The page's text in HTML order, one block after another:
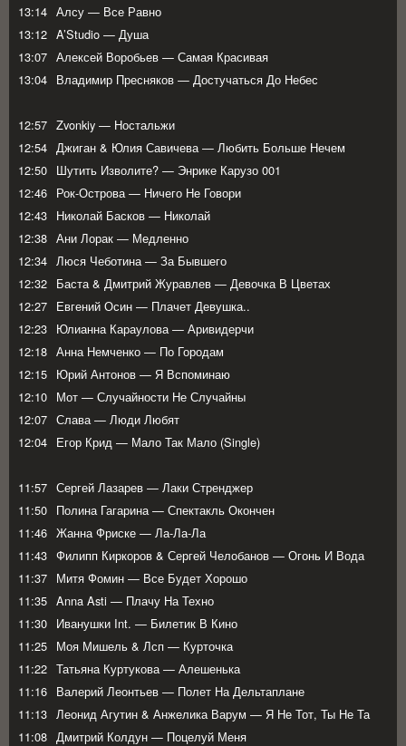
13:14 Алсу — Все Равно
13:12 A’Studio — Душа
13:07 Алексей Воробьев — Самая Красивая
13:04 Владимир Пресняков — Достучаться До Небес
12:57 Zvonkiy — Ностальжи
12:54 Джиган & Юлия Савичева — Любить Больше Нечем
12:50 Шутить Изволите? — Энрике Карузо 001
12:46 Рок-Острова — Ничего Не Говори
12:43 Николай Басков — Николай
12:38 Ани Лорак — Медленно
12:34 Люся Чеботина — За Бывшего
12:32 Баста & Дмитрий Журавлев — Девочка В Цветах
12:27 Евгений Осин — Плачет Девушка..
12:23 Юлианна Караулова — Аривидерчи
12:18 Анна Немченко — По Городам
12:15 Юрий Антонов — Я Вспоминаю
12:10 Мот — Случайности Не Случайны
12:07 Слава — Люди Любят
12:04 Егор Крид — Мало Так Мало (Single)
11:57 Сергей Лазарев — Лаки Стренджер
11:50 Полина Гагарина — Спектакль Окончен
11:46 Жанна Фриске — Ла-Ла-Ла
11:43 Филипп Киркоров & Сергей Челобанов — Огонь И Вода
11:37 Митя Фомин — Все Будет Хорошо
11:35 Anna Asti — Плачу На Техно
11:30 Иванушки Int. — Билетик В Кино
11:25 Моя Мишель & Лсп — Курточка
11:22 Татьяна Куртукова — Алешенька
11:16 Валерий Леонтьев — Полет На Дельтаплане
11:13 Леонид Агутин & Анжелика Варум — Я Не Тот, Ты Не Та
11:08 Дмитрий Колдун — Поцелуй Меня